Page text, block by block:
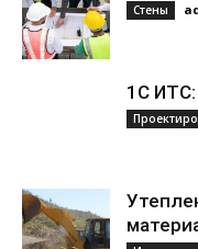
Стены
1С ИТС: